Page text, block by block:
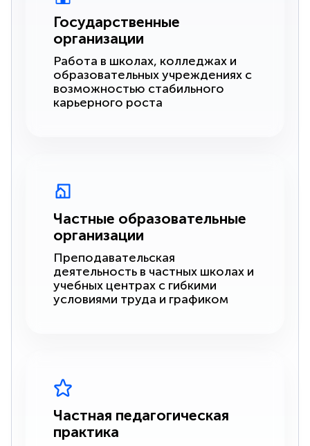
Государственные
организации
Работа в школах, колледжах и
образовательных учреждениях с
возможностью стабильного
карьерного роста
Частные образовательные
организации
Преподавательская
деятельность в частных школах и
учебных центрах с гибкими
условиями труда и графиком
Частная педагогическая
практика